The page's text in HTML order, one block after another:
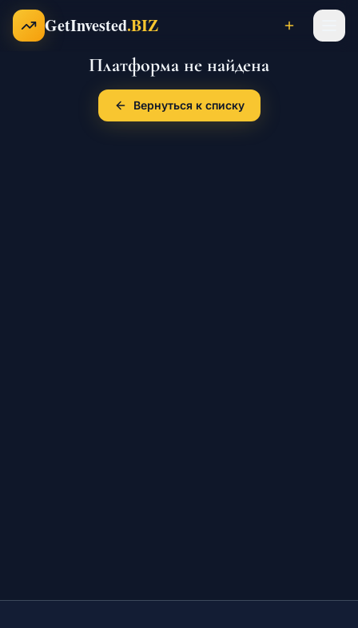
Перейти к содержимому
GetInvested.BIZ
Проекты
Платформа не найдена
Вернуться к списку